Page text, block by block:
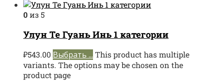
0из 5
Улун Те Гуань Инь 1 категории
₽543.00 Выбрать ... This product has multiple
variants. The options may be chosen on the
product page